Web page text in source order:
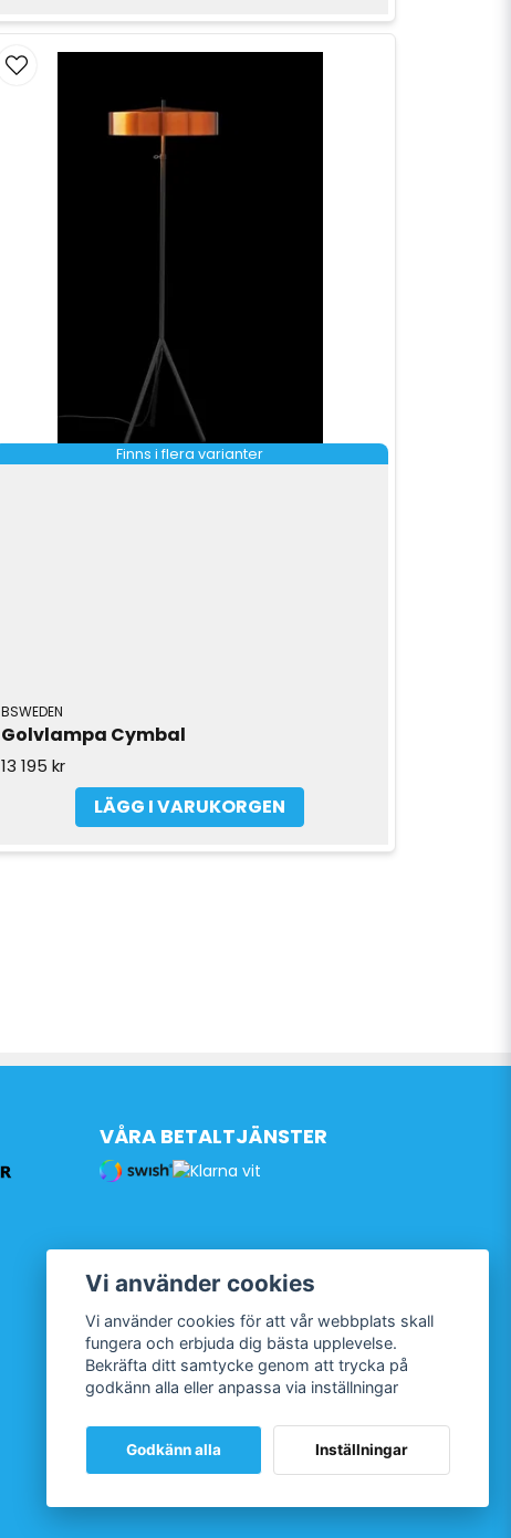
Finns i flera varianter
BSWEDEN
Golvlampa Cymbal
13 195 kr
LÄGG I VARUKORGEN
VÅRA BETALTJÄNSTER
Vi använder cookies
Vi använder cookies för att vår webbplats skall
fungera och erbjuda dig bästa upplevelse.
Bekräfta ditt samtycke genom att trycka på
godkänn alla eller anpassa via inställningar
Godkänn alla Inställningar